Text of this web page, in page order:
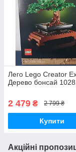
Лего Lego Creator
Дерево бонсай
2 479 ₴ 2 799 ₴
Купити
Акційні